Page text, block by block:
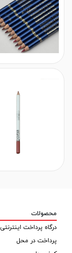
محصولات
درگاه پرداخت اینترنتی
پرداخت در محل